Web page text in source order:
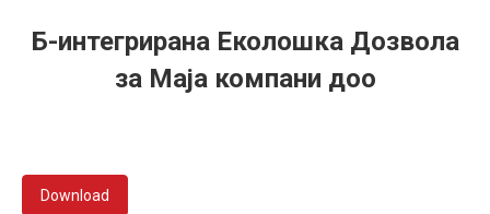
Б-интегрирана Еколошка Дозвола
за Маја компани доо
Download